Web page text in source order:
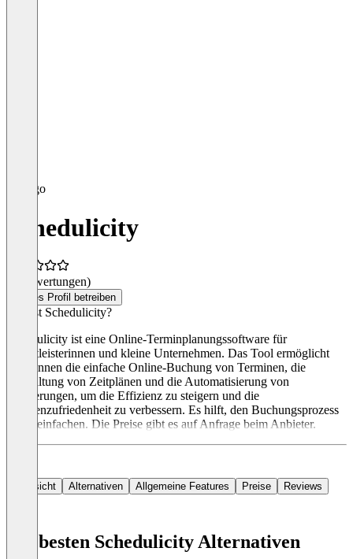
Schedulicity
(0 Bewertungen)
Dieses Profil betreiben
Was ist Schedulicity?
Schedulicity ist eine Online-Terminplanungssoftware für
Dienstleisterinnen und kleine Unternehmen. Das Tool ermöglicht
Kundinnen die einfache Online-Buchung von Terminen, die
Verwaltung von Zeitplänen und die Automatisierung von
Erinnerungen, um die Effizienz zu steigern und die
Kundenzufriedenheit zu verbessern. Es hilft, den Buchungsprozess
zu vereinfachen. Die Preise gibt es auf Anfrage beim Anbieter.
Übersicht Alternativen Allgemeine Features Preise Reviews
Die besten Schedulicity Alternativen